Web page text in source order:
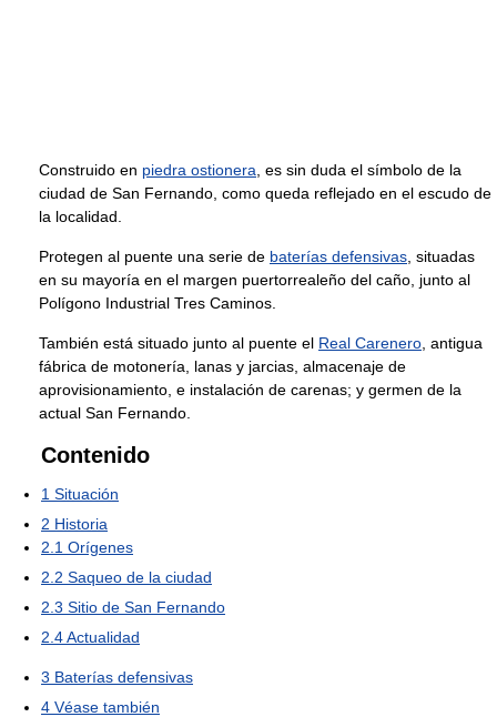
Construido en piedra ostionera, es sin duda el símbolo de la
ciudad de San Fernando, como queda reflejado en el escudo de
la localidad.
Protegen al puente una serie de baterías defensivas, situadas
en su mayoría en el margen puertorrealeño del caño, junto al
Polígono Industrial Tres Caminos.
También está situado junto al puente el Real Carenero, antigua
fábrica de motonería, lanas y jarcias, almacenaje de
aprovisionamiento, e instalación de carenas; y germen de la
actual San Fernando.
Contenido
1 Situación
2 Historia
2.1 Orígenes
2.2 Saqueo de la ciudad
2.3 Sitio de San Fernando
2.4Actualidad
3 Baterías defensivas
4 Véase también